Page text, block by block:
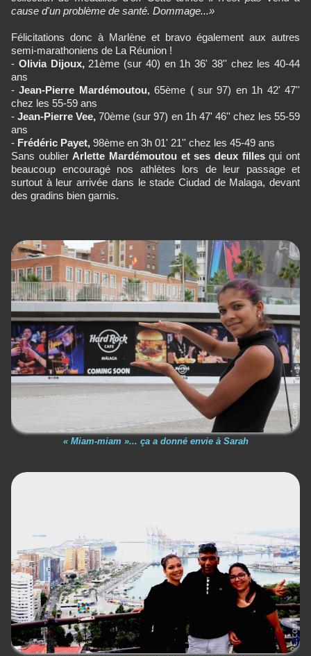
cause d'un problème de santé. Dommage...»
Félicitations donc à Marlène et bravo également aux autres
semi-marathoniens de La Réunion !
- Olivia Dijoux,21ème (sur 40) en 1h 36' 38'' chez les 40-44
ans
- Jean-Pierre Mardémoutou,65ème ( sur 97) en 1h 42' 47''
chez les 55-59 ans
-Jean-Pierre Vee, 70ème (sur 97) en 1h 47' 46'' chez les 55-59
ans
- Frédéric Payet, 98ème en 3h 01' 21'' chez les 45-49 ans
Sans oublier Arlette Mardémoutou et ses deux fillesqui ont
beaucoup encouragé nos athlètes lors de leur passage et
surtout à leur arrivée dans le stade Ciudad de Malaga, devant
des gradins bien garnis.
« Miam-miam »... ça a donné envie à Sarah